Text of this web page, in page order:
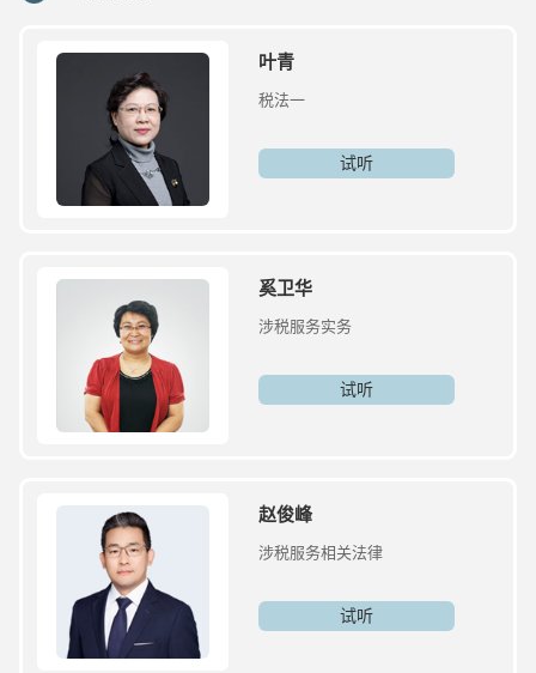
叶青
税法一
试听
奚卫华
涉税服务实务
试听
赵俊峰
涉税服务相关法律
试听